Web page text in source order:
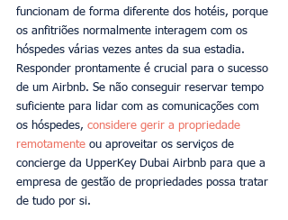
funcionam de forma diferente dos hotéis, porque
os anfitriões normalmente interagem com os
hóspedes várias vezes antes da sua estadia.
Responder prontamente é crucial para o sucesso
de um Airbnb. Se não conseguir reservar tempo
suficiente para lidar com as comunicações com
os hóspedes, considere gerir a propriedade
remotamente ou aproveitar os serviços de
concierge da UpperKey Dubai Airbnb para que a
empresa de gestão de propriedades possa tratar
de tudo por si.